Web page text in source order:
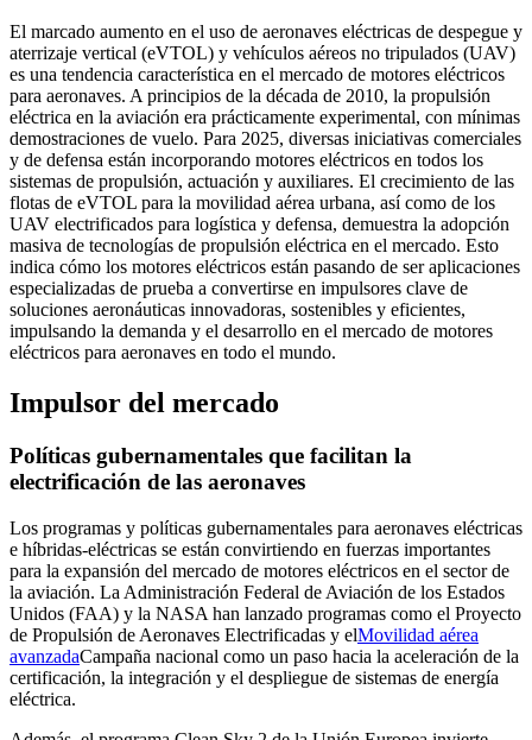
El marcado aumento en el uso de aeronaves eléctricas de despegue y
aterrizaje vertical (eVTOL) y vehículos aéreos no tripulados (UAV)
es una tendencia característica en el mercado de motores eléctricos
para aeronaves. A principios de la década de 2010, la propulsión
eléctrica en la aviación era prácticamente experimental, con mínimas
demostraciones de vuelo. Para 2025, diversas iniciativas comerciales
y de defensa están incorporando motores eléctricos en todos los
sistemas de propulsión, actuación y auxiliares. El crecimiento de las
flotas de eVTOL para la movilidad aérea urbana, así como de los
UAV electrificados para logística y defensa, demuestra la adopción
masiva de tecnologías de propulsión eléctrica en el mercado. Esto
indica cómo los motores eléctricos están pasando de ser aplicaciones
especializadas de prueba a convertirse en impulsores clave de
soluciones aeronáuticas innovadoras, sostenibles y eficientes,
impulsando la demanda y el desarrollo en el mercado de motores
eléctricos para aeronaves en todo el mundo.
Impulsor del mercado
Políticas gubernamentales que facilitan la
electrificación de las aeronaves
Los programas y políticas gubernamentales para aeronaves eléctricas
e híbridas-eléctricas se están convirtiendo en fuerzas importantes
para la expansión del mercado de motores eléctricos en el sector de
la aviación. La Administración Federal de Aviación de los Estados
Unidos (FAA) y la NASA han lanzado programas como el Proyecto
de Propulsión de Aeronaves Electrificadas y elMovilidad aérea
avanzadaCampaña nacional como un paso hacia la aceleración de la
certificación, la integración y el despliegue de sistemas de energía
eléctrica.